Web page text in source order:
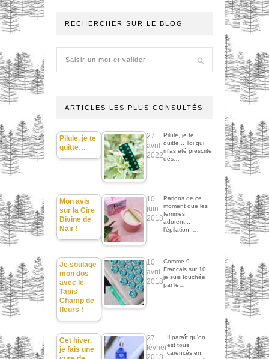
RECHERCHER SUR LE BLOG
ARTICLES LES PLUS CONSULTÉS
Pilule, je te
quitte…
27
avril
2022
Pilule, je te
quitte... Toi qui
m'as été prescrite
dès…
Mon avis
sur la Cire
Divine de
Nair !
10
juin
2018
Parlons de ce
moment que les
femmes
adorent...
l'épilation !…
Je soulage
mon dos
avec le
Tapis
Champ de
fleurs !
10
avril
2018
Comme 9
Français sur 10,
je suis touchée
par le…
Cet hiver,
je fais une
27
février
2018
Il paraît qu'on
est tous
carencés en